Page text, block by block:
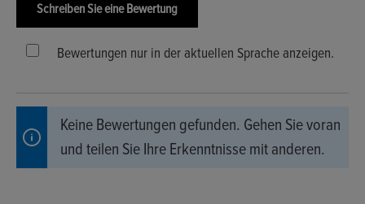
Schreiben Sie eine Bewertung
Bewertungen nur in der aktuellen Sprache anzeigen.
Keine Bewertungen gefunden. Gehen Sie voran
und teilen Sie Ihre Erkenntnisse mit anderen.